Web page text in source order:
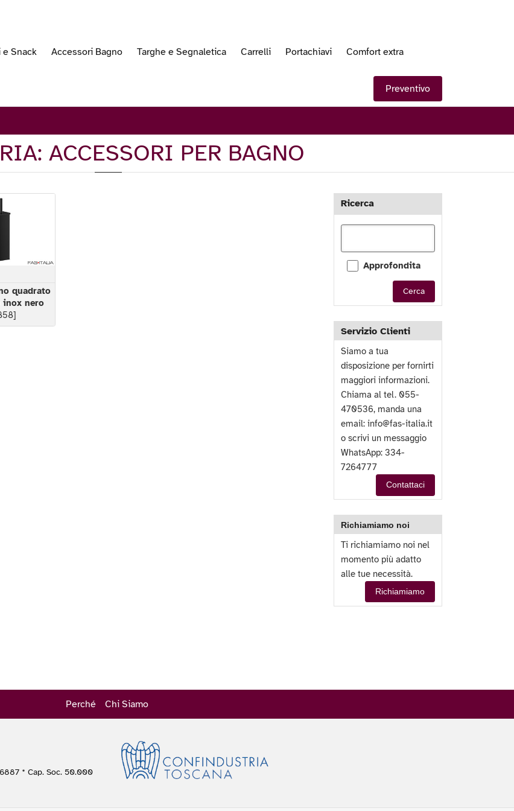
Snack Accessori Bagno Targhe e Segnaletica Carrelli Portachiavi Comfort extra
Preventivo
ACCESSORI PER BAGNO
quadrato
inox nero
Ricerca
Approfondita
Cerca
Servizio Clienti
Siamo a tua
disposizione per fornirti
maggiori informazioni.
Chiama al tel. 055-
470536, manda una
email:info@fas-italia.it
o scrivi un messaggio
WhatsApp: 334-
7264777
Contattaci
Richiamiamo noi
Ti richiamiamo noi nel
momento più adatto
alle tue necessità.
Richiamiamo
Perché Chi Siamo
* Cap. Soc. 50.000